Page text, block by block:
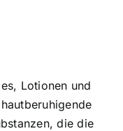
Lotionen und
die die